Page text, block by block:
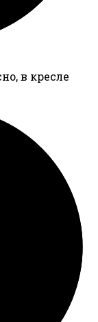
в кресле